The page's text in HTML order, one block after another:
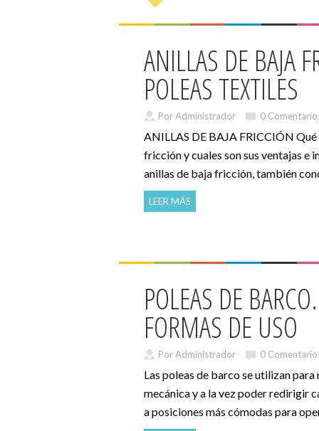
ANILLAS DE BAJA
POLEAS TEXTILES
Por Administrador 0
ANILLAS DE BAJA FRICCIÓN Qué
fricción y cuales son sus ventajas e
anillas de baja fricción, también
LEER MÁS
POLEAS DE
FORMAS DE USO
Por Administrador 0
Las poleas de barco se utilizan
mecánica y a la vez poder redirigir
a posiciones más cómodas para